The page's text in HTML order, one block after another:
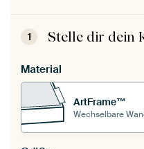
1 Stelle dir dein
Material
ArtFrame™
Wechselbare